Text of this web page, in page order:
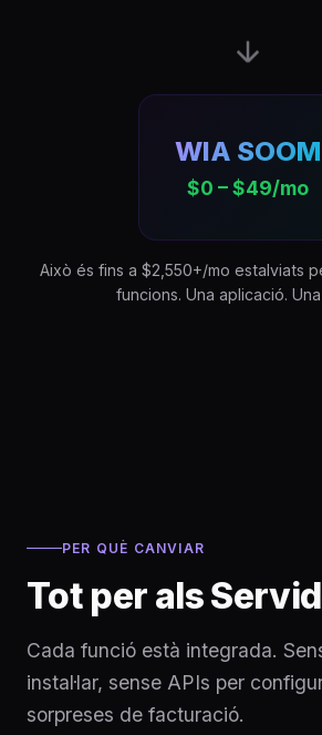
WIA SOOM
$0 – $49/mo
Això és fins a $2,550+/mo estalviats
funcions. Una aplicació.
PER QUÈ CANVIAR
Tot per als
Cada funció està integrada.
instal·lar, sense APIs per
sorpreses de facturació.